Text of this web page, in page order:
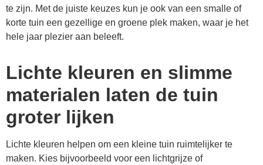
te zijn. Met de juiste keuzes kun je ook van een smalle of
korte tuin een gezellige en groene plek maken, waar je het
hele jaar plezier aan beleeft.
Lichte kleuren en slimme
materialen laten de tuin
groter lijken
Lichte kleuren helpen om een kleine tuin ruimtelijker te
maken. Kies bijvoorbeeld voor een lichtgrijze of